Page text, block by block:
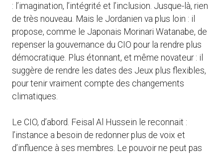
: l’imagination, l’intégrité et l’inclusion. Jusque-là, rien
de très nouveau. Mais le Jordanien va plus loin : il
propose, comme le Japonais Morinari Watanabe, de
repenser la gouvernance du CIO pour la rendre plus
démocratique. Plus étonnant, et même novateur : il
suggère de rendre les dates des Jeux plus flexibles,
pour tenir vraiment compte des changements
climatiques.
Le CIO, d’abord. Feisal Al Hussein le reconnait :
l’instance a besoin de redonner plus de voix et
d’influence à ses membres. Le pouvoir ne peut pas